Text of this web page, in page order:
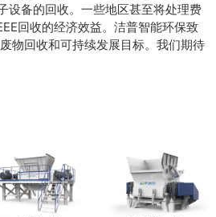
设备的回收。一些地区甚至将处理费
回收的经济效益。洁普智能环保致
物回收和可持续发展目标。我们期待